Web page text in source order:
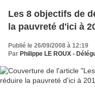
Les 8 objectifs de
la pauvreté d'ici à
Publié le 26/09/2008 à 12:19
Par Philippe LE ROUX -